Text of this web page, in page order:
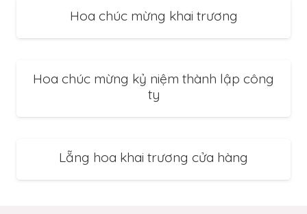
Hoa chúc mừng khai trương
Hoa chúc mừng kỷ niệm thành lập công
ty
Lẵng hoa khai trương cửa hàng